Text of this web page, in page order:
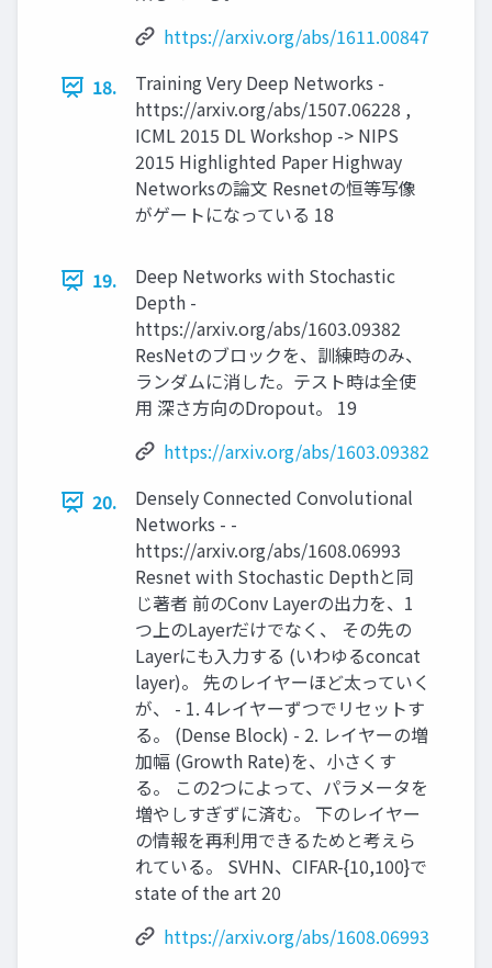
https://arxiv.org/abs/1611.00847
18.
Training Very Deep Networks -
https://arxiv.org/abs/1507.06228 ,
ICML 2015 DL Workshop -> NIPS
2015 Highlighted Paper Highway
Networksの論文 Resnetの恒等写像
がゲートになっている 18
19.
Deep Networks with Stochastic
Depth -
https://arxiv.org/abs/1603.09382
ResNetのブロックを、訓練時のみ、
ランダムに消した。テスト時は全使
用 深さ方向のDropout。 19
https://arxiv.org/abs/1603.09382
20.
Densely Connected Convolutional
Networks - -
https://arxiv.org/abs/1608.06993
Resnet with Stochastic Depthと同
じ著者 前のConv Layerの出力を、1
つ上のLayerだけでなく、 その先の
Layerにも入力する (いわゆるconcat
layer)。 先のレイヤーほど太っていく
が、 - 1. 4レイヤーずつでリセットす
る。 (Dense Block) - 2. レイヤーの増
加幅 (Growth Rate)を、小さくす
る。 この2つによって、パラメータを
増やしすぎずに済む。 下のレイヤー
の情報を再利用できるためと考えら
れている。 SVHN、CIFAR-{10,100}で
state of the art 20
https://arxiv.org/abs/1608.06993